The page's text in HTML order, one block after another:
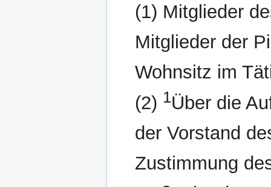
(1) Mitglieder
Mitglieder der
Wohnsitz im
(2) 1Über die
der Vorstand
Zustimmung